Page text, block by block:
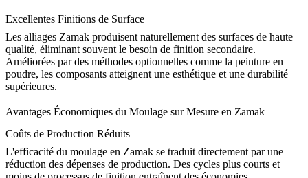
Excellentes Finitions de Surface
Les alliages Zamak produisent naturellement des surfaces de haute
qualité, éliminant souvent le besoin de finition secondaire.
Améliorées par des méthodes optionnelles comme la peinture en
poudre, les composants atteignent une esthétique et une durabilité
supérieures.
Avantages Économiques du Moulage sur Mesure en Zamak
Coûts de Production Réduits
L'efficacité du moulage en Zamak se traduit directement par une
réduction des dépenses de production. Des cycles plus courts et